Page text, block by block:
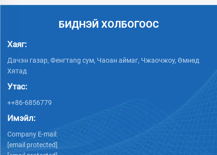
БИДНЭЙ ХОЛБОГООС
Хаяг:
Дачэн газар, Фенгтang сум, Чаоан аймаг, Чжаочжоу, Өмнөд
Хятад
Утас:
++86-6856779
Имэйл:
Company E-mail:
[email protected]